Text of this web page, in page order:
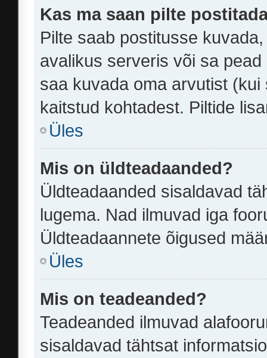
Kas ma saan pilte
Pilte saab postitusse
avalikus serveris või sa
saa kuvada oma arvutist
kaitstud kohtadest. Piltide
Üles
Mis on üldteadaanded?
Üldteadaanded sisaldavad
lugema. Nad ilmuvad iga
Üldteadaannete õigused
Üles
Mis on teadeanded?
Teadeanded ilmuvad
sisaldavad tähtsat